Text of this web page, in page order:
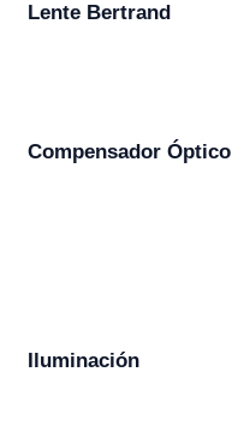
Lente Bertrand
Compensador Óptico
Iluminación